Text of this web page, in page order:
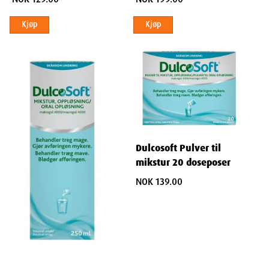
Gravide og ammende
Kan anvendes da ingen kjent risiko foreligger.
Egenskaper
: Vi-Siblin 610mg/g granulat doseposer 50x6g
Leverandør: Meda AS
Ingredienser
Kjøp Kjøp
Dulcosoft Pulver til
mikstur 20 doseposer
NOK 139.00